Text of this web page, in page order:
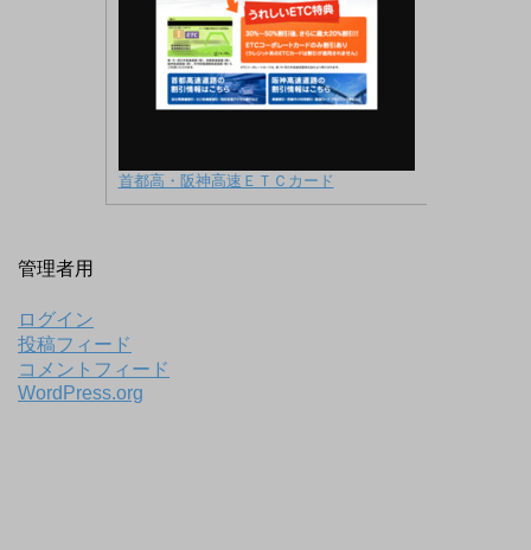
首都高・阪神高速ＥＴＣカード
管理者用
ログイン
投稿フィード
コメントフィード
WordPress.org